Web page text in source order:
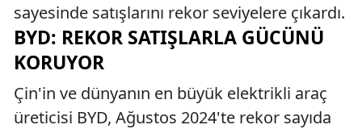
sayesinde satışlarını rekor seviyelere çıkardı.
BYD: REKOR SATIŞLARLA GÜCÜNÜ
KORUYOR
Çin'in ve dünyanın en büyük elektrikli araç
üreticisi BYD, Ağustos 2024'te rekor sayıda